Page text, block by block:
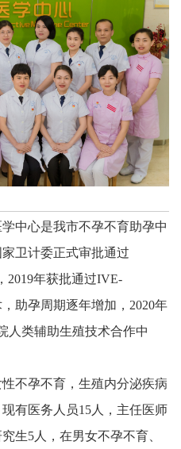
中心是我市不孕不育助孕中
卫计委正式审批通过
2019年获批通过IVE-
助孕周期逐年增加，2020年
人类辅助生殖技术合作中
不孕不育，生殖内分泌疾病
有医务人员15人，主任医师
生5人，在男女不孕不育、